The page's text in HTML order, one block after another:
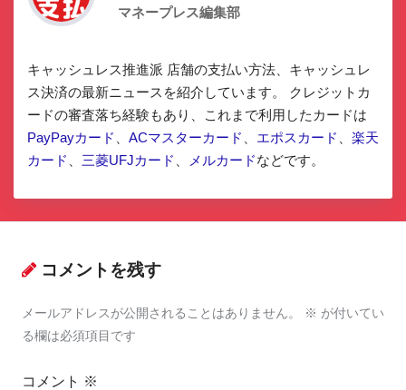
マネープレス編集部
キャッシュレス推進派 店舗の支払い方法、キャッシュレ
ス決済の最新ニュースを紹介しています。 クレジットカ
ードの審査落ち経験もあり、これまで利用したカードは
PayPayカード
ACマスターカード エポスカード
楽天
カード
三菱UFJカード メルカードなどです。
コメントを残す
メールアドレスが公開されることはありません。 ※ が付いてい
る欄は必須項目です
コメント ※